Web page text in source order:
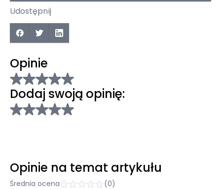
Udostępnij
Opinie
Dodaj swoją opinię:
Opinie na temat artykułu
Średnia ocena (0)